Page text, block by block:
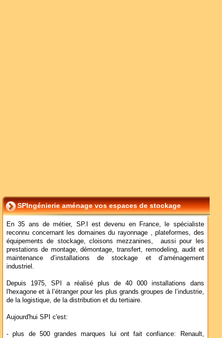
SPIngénierie aménage vos espaces de stockage
En 35 ans de métier, SP.I est devenu en France, le spécialiste
reconnu concernant les domaines du rayonnage , plateformes, des
équipements de stockage, cloisons mezzanines, aussi pour les
prestations de montage, démontage, transfert, remodeling, audit et
maintenance d’installations de stockage et d’aménagement
industriel.
Depuis 1975, SPI a réalisé plus de 40 000 installations dans
l'hexagone et à l’étranger pour les plus grands groupes de l’industrie,
de la logistique, de la distribution et du tertiaire.
Aujourd'hui SPI c'est:
- plus de 500 grandes marques lui ont fait confiance: Renault,